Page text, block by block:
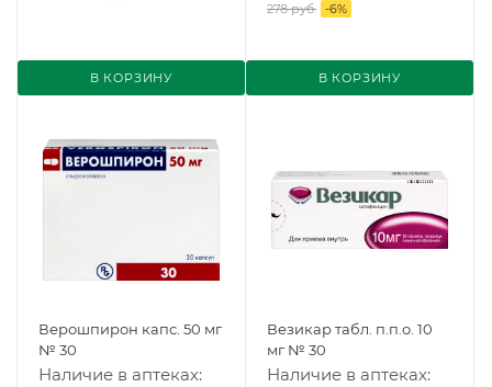
В КОРЗИНУ
278 руб. -6%
В КОРЗИНУ
Верошпирон капс. 50 мг
№ 30
Наличие в аптеках:
Везикар табл. п.п.о. 10
мг № 30
Наличие в аптеках: